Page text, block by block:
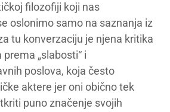
filozofiji koji nas
oslonimo samo na saznanja iz
tu konverzaciju je njena kritika
„slabosti“ i
poslova, koja često
aktere jer oni obično tek
puno značenje svojih